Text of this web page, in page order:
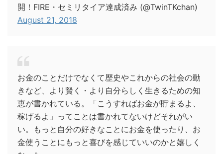
開！FIRE・セミリタイア達成済み (@TwinTKchan)
August 21, 2018
お金のことだけでなくて歴史やこれからの社会の動
きなど、より賢く・より自分らしく生きるための知
恵が書かれている。「こうすればお金が貯まるよ、
稼げるよ」ってことは書かれてないけどそれがい
い。もっと自分の好きなことにお金を使ったり、お
金使うことにもっと喜びを感じていいのかと嬉しく